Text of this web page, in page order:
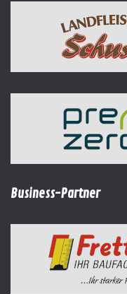
Business-Partner